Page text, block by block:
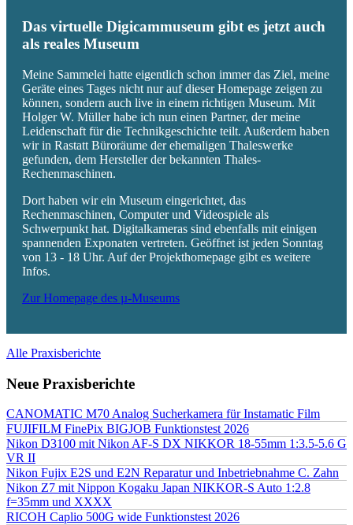
Das virtuelle Digicammuseum gibt es jetzt auch
als reales Museum
Meine Sammelei hatte eigentlich schon immer das Ziel, meine
Geräte eines Tages nicht nur auf dieser Homepage zeigen zu
können, sondern auch live in einem richtigen Museum. Mit
Holger W. Müller habe ich nun einen Partner, der meine
Leidenschaft für die Technikgeschichte teilt. Außerdem haben
wir in Rastatt Büroräume der ehemaligen Thaleswerke
gefunden, dem Hersteller der bekannten Thales-
Rechenmaschinen.
Dort haben wir ein Museum eingerichtet, das
Rechenmaschinen, Computer und Videospiele als
Schwerpunkt hat. Digitalkameras sind ebenfalls mit einigen
spannenden Exponaten vertreten. Geöffnet ist jeden Sonntag
von 13 - 18 Uhr. Auf der Projekthomepage gibt es weitere
Infos.
Zur Homepage des µ-Museums
Alle Praxisberichte
Neue Praxisberichte
CANOMATIC M70 Analog Sucherkamera für Instamatic Film
FUJIFILM FinePix BIGJOB Funktionstest 2026
Nikon D3100 mit Nikon AF-S DX NIKKOR 18-55mm 1:3.5-5.6 G
VR II
Nikon Fujix E2S und E2N Reparatur und Inbetriebnahme C. Zahn
Nikon Z7 mit Nippon Kogaku Japan NIKKOR-S Auto 1:2.8
f=35mm und XXXX
RICOH Caplio 500G wide Funktionstest 2026